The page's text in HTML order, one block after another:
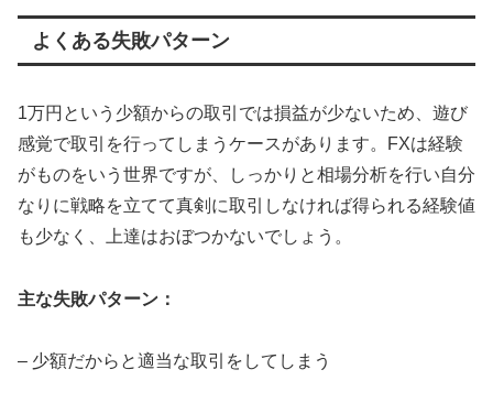
よくある失敗パターン
1万円という少額からの取引では損益が少ないため、遊び
感覚で取引を行ってしまうケースがあります。FXは経験
がものをいう世界ですが、しっかりと相場分析を行い自分
なりに戦略を立てて真剣に取引しなければ得られる経験値
も少なく、上達はおぼつかないでしょう。
主な失敗パターン：
– 少額だからと適当な取引をしてしまう